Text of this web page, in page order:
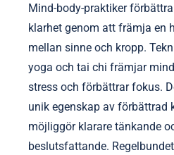
Mind-body-praktiker
klarhet genom att främja en
mellan sinne och kropp.
yoga och tai chi främjar
stress och förbättrar fokus.
unik egenskap av förbättrad
möjliggör klarare tänkande
beslutsfattande.